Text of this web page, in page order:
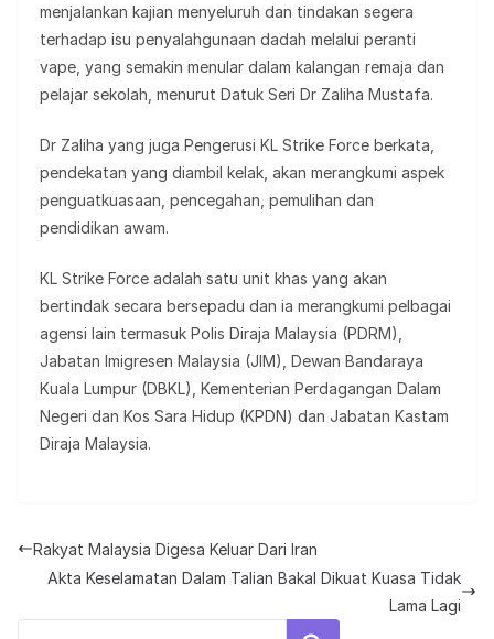
menjalankan kajian menyeluruh dan tindakan segera
terhadap isu penyalahgunaan dadah melalui peranti
vape, yang semakin menular dalam kalangan remaja dan
pelajar sekolah, menurut Datuk Seri Dr Zaliha Mustafa.
Dr Zaliha yang juga Pengerusi KL Strike Force berkata,
pendekatan yang diambil kelak, akan merangkumi aspek
penguatkuasaan, pencegahan, pemulihan dan
pendidikan awam.
KL Strike Force adalah satu unit khas yang akan
bertindak secara bersepadu dan ia merangkumi pelbagai
agensi lain termasuk Polis Diraja Malaysia (PDRM),
Jabatan Imigresen Malaysia (JIM), Dewan Bandaraya
Kuala Lumpur (DBKL), Kementerian Perdagangan Dalam
Negeri dan Kos Sara Hidup (KPDN) dan Jabatan Kastam
Diraja Malaysia.
Rakyat Malaysia Digesa Keluar Dari Iran
Akta Keselamatan Dalam Talian Bakal Dikuat Kuasa Tidak
Lama Lagi